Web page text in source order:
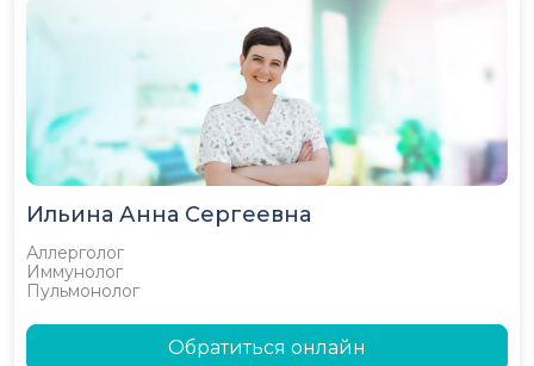
Ильина Анна Сергеевна
Аллерголог
Иммунолог
Пульмонолог
Обратиться онлайн